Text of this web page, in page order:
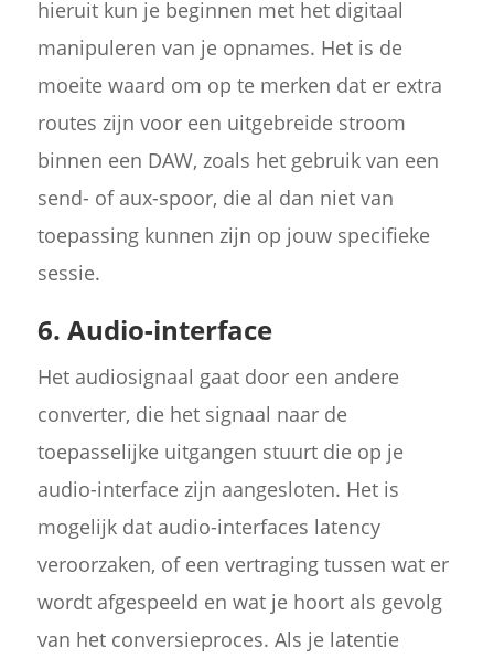
hieruit kun je beginnen met het digitaal
manipuleren van je opnames. Het is de
moeite waard om op te merken dat er extra
routes zijn voor een uitgebreide stroom
binnen een DAW, zoals het gebruik van een
send- of aux-spoor, die al dan niet van
toepassing kunnen zijn op jouw specifieke
sessie.
6. Audio-interface
Het audiosignaal gaat door een andere
converter, die het signaal naar de
toepasselijke uitgangen stuurt die op je
audio-interface zijn aangesloten. Het is
mogelijk dat audio-interfaces latency
veroorzaken, of een vertraging tussen wat er
wordt afgespeeld en wat je hoort als gevolg
van het conversieproces. Als je latentie